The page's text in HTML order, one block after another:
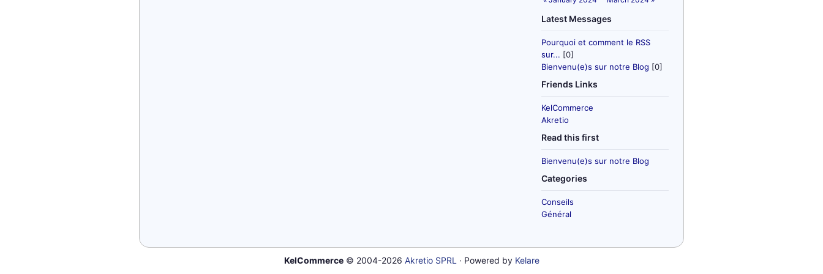
Latest Messages
Pourquoi et comment le RSS
sur... [0]
Bienvenu(e)s sur notre Blog [0]
Friends Links
KelCommerce
Akretio
Read this first
Bienvenu(e)s sur notre Blog
Categories
Conseils
Général
KelCommerce© 2004-2026 Akretio SPRL · Powered by Kelare